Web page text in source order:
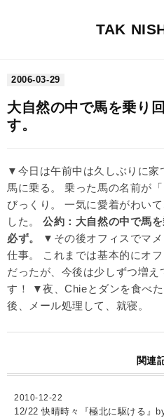
TAK
2006-03-29
大自然の中で馬を乗り
す。
▼今日は午前中は久しぶりに家
馬に乗る。 乗った馬の名前が
びっくり。 一気に愛着がわい
した。公約： 大自然の中で馬
必ず。
▼その後オフィスでマ
仕事。 これまでは基本的にオ
だったが、今後は少しずつ増え
す！ ▼夜、Chieとダンを食べ
後、メール処理して、就寝。
関連
2010-12-22
12/22 快晴時々『極北に駆ける』